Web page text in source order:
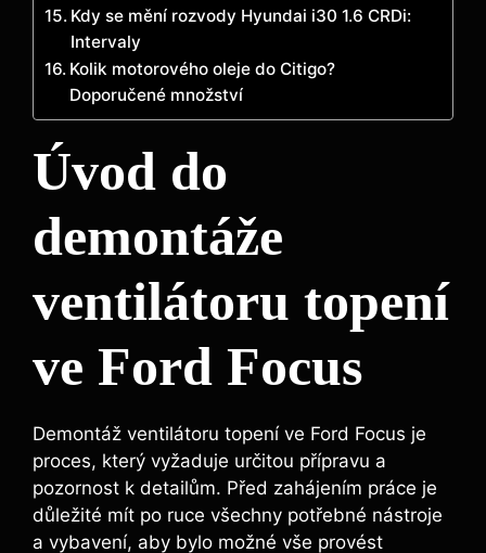
Kdy se mění rozvody Hyundai i30 1.6 CRDi:
Intervaly
Kolik motorového oleje do Citigo?
Doporučené množství
Úvod do
demontáže
ventilátoru topení
ve Ford Focus
Demontáž ventilátoru topení ve Ford Focus je
proces, který vyžaduje určitou přípravu a
pozornost k detailům. Před zahájením práce je
důležité mít po ruce všechny potřebné nástroje
a vybavení, aby bylo možné vše provést